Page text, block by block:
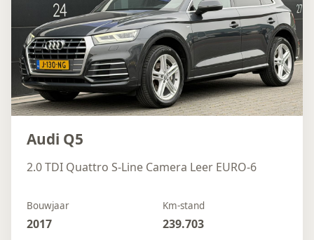
Audi Q5
2.0 TDI Quattro S-Line Camera Leer EURO-6
Bouwjaar
2017
Km-stand
239.703